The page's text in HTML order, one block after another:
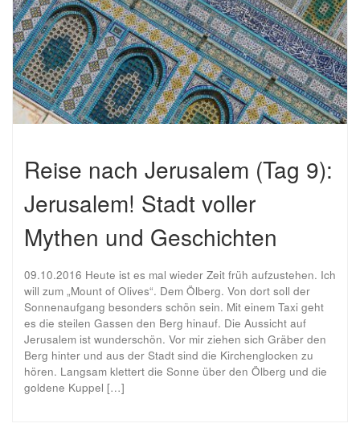
Reise nach Jerusalem (Tag 9):
Jerusalem! Stadt voller
Mythen und Geschichten
09.10.2016 Heute ist es mal wieder Zeit früh aufzustehen. Ich
will zum „Mount of Olives“. Dem Ölberg. Von dort soll der
Sonnenaufgang besonders schön sein. Mit einem Taxi geht
es die steilen Gassen den Berg hinauf. Die Aussicht auf
Jerusalem ist wunderschön. Vor mir ziehen sich Gräber den
Berg hinter und aus der Stadt sind die Kirchenglocken zu
hören. Langsam klettert die Sonne über den Ölberg und die
goldene Kuppel […]